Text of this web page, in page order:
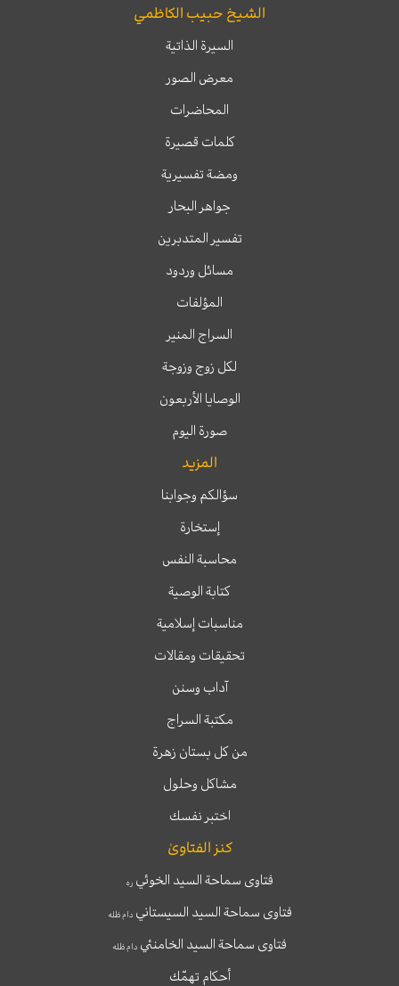
الشيخ حبيب الكاظمي
السيرة الذاتية
معرض الصور
المحاضرات
كلمات قصيرة
ومضة تفسيرية
جواهر البحار
تفسير المتدبرين
مسائل وردود
المؤلفات
السراج المنير
لكل زوج وزوجة
الوصايا الأربعون
صورة اليوم
المزيد
سؤالكم وجوابنا
إستخارة
محاسبة النفس
كتابة الوصية
مناسبات إسلامية
تحقيقات ومقالات
آداب وسنن
مكتبة السراج
من كل بستان زهرة
مشاكل وحلول
اختبر نفسك
كنز الفتاوىٰ
فتاوى سماحة السيد الخوئيره
فتاوى سماحة السيد السيستانيدام ظله
فتاوى سماحة السيد الخامنئي دام ظله
أحكام تهمّك